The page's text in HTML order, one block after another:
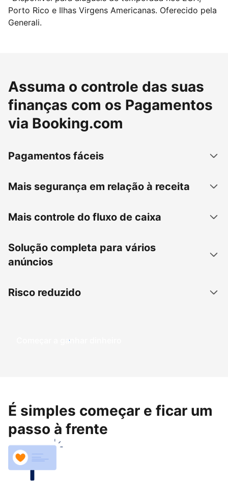
Porto Rico e Ilhas Virgens Americanas. Oferecido pela
Generali.
Assuma o controle das suas
finanças com os Pagamentos
via Booking.com
Pagamentos fáceis
Mais segurança em relação à receita
Mais controle do fluxo de caixa
Solução completa para vários
anúncios
Risco reduzido
Começar a ganhar dinheiro
É simples começar e ficar um
passo à frente